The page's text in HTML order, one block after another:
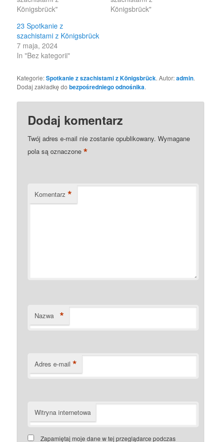
Königsbrück"
Königsbrück"
23 Spotkanie z
szachistami z Königsbrück
7 maja, 2024
In "Bez kategorii"
Kategorie:Spotkanie z szachistami z Königsbrück. Autor:admin.
Dodaj zakładkę dobezpośredniego odnośnika.
Dodaj komentarz
Twój adres e-mail nie zostanie opublikowany. Wymagane
pola są oznaczone*
Komentarz *
Nazwa *
Adres e-mail *
Witryna internetowa
Zapamiętaj moje dane w tej przeglądarce podczas